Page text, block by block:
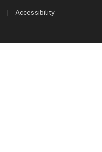
Accessibility